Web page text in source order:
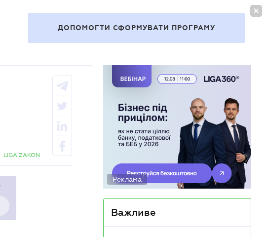
ДОПОМОГТИ СФОРМУВАТИ ПРОГРАМУ
LIGA ZAKON
Реклама
Важливе